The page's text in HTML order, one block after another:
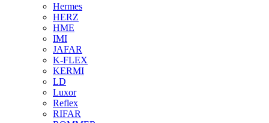
Hermes
HERZ
HME
IMI
JAFAR
K-FLEX
KERMI
LD
Luxor
Reflex
RIFAR